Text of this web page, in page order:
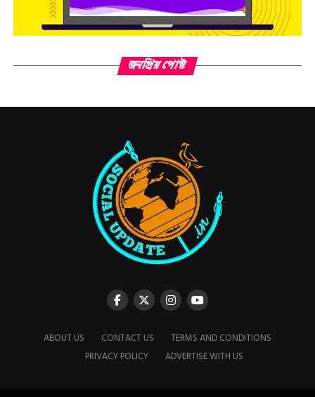
জনপ্রিয় পোস্ট
ABOUT US CONTACT US
TERMS AND CONDITIONS
PRIVACY POLICY
ADVERTISE WITH US